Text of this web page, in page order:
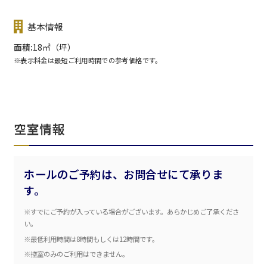
基本情報
面積 18㎡（坪）
※表示料金は最短ご利用時間での参考価格です。
空室情報
ホールのご予約は、お問合せにて承りま
す。
※すでにご予約が入っている場合がございます。あらかじめご了承くださ
い。
※最低利用時間は8時間もしくは12時間です。
※控室のみのご利用はできません。
エリア／施設
新宿・高田馬場エリア